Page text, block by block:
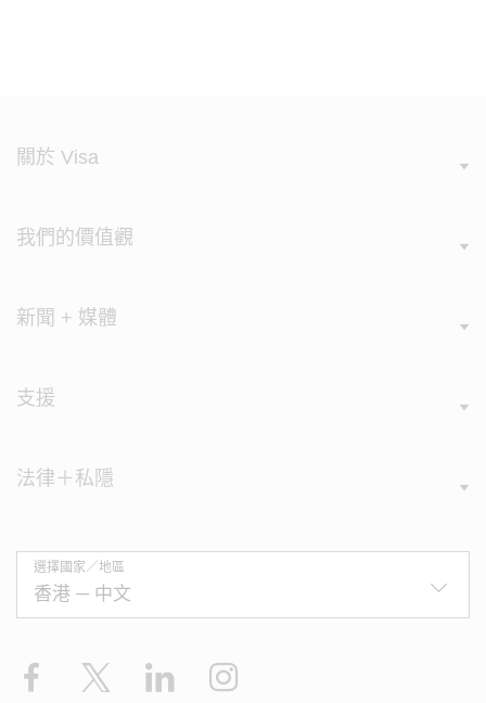
關於 Visa
我們的價值觀
新聞 + 媒體
支援
法律＋私隱
選擇國家／地區
Facebook LinkedIn